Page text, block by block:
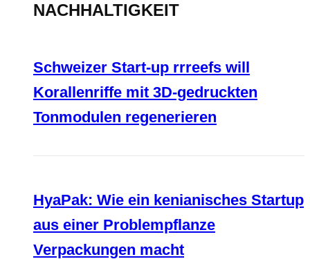
NACHHALTIGKEIT
Schweizer Start-up rrreefs will
Korallenriffe mit 3D-gedruckten
Tonmodulen regenerieren
HyaPak: Wie ein kenianisches Startup
aus einer Problempflanze
Verpackungen macht